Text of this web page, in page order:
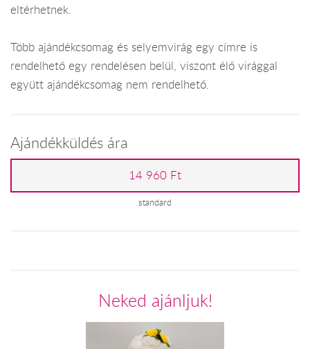
eltérhetnek.
Több ajándékcsomag és selyemvirág egy címre is
rendelhető egy rendelésen belül, viszont élő virággal
együtt ajándékcsomag nem rendelhető.
Ajándékküldés ára
14 960 Ft
standard
Neked ajánljuk!